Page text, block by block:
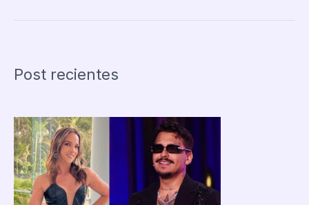
2025:
la
seguridad
de
la
plataforma
y
Post recientes